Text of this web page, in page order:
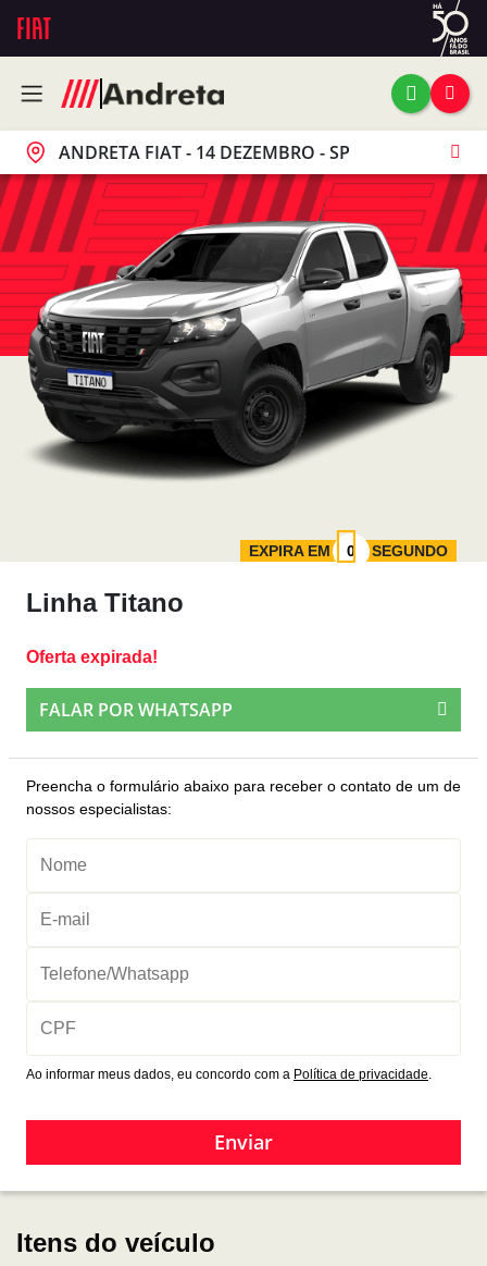
ANDRETA FIAT - 14 DEZEMBRO - SP
Itens do veículo
EXPIRA EM SEGUNDO
Linha Titano
Oferta expirada!
FALAR POR WHATSAPP
Preencha o formulário abaixo para receber o contato de um de
nossos especialistas:
Ao informar meus dados, eu concordo com a Política de privacidade.
Enviar